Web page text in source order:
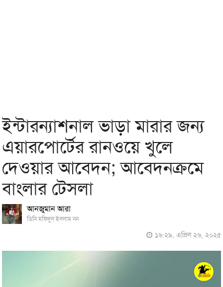
ইন্টারন্যাশনাল ভাড়া মারার জন্য
এয়ারপোর্টের রানওয়ে খুলে
দেওয়ার আবেদন; আবেদনক্রমে
বাংলার টেসলা
আনজুমান আরা
তিনি মফিদুল ইসলাম নন
১৬:২৯, এপ্রিল ২৬, ২০২৫